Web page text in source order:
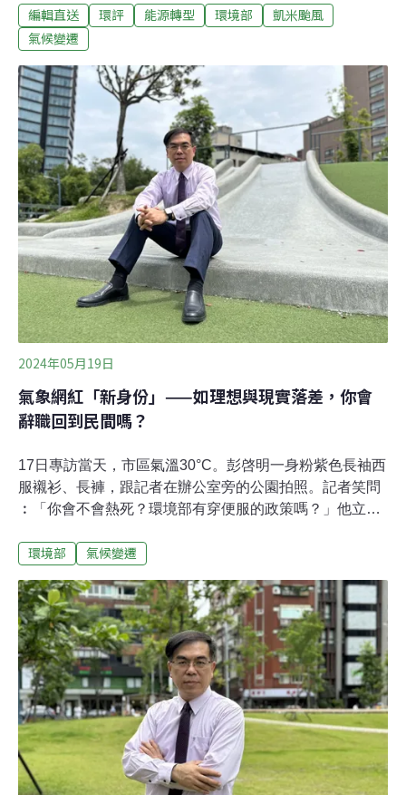
出入規劃。（中央社報導）64名外籍漁工被剝削監院糾正
新北市府：虛心檢討監察院5日公告調查報告，發現外籍
籍漁工自願解約，被迫放無薪假，不但護照「被保管」，
且數十人擠在沒有廁所、熱水、空調的惡劣居住環境，去
年導致至少64位外籍漁工受害，監院糾正勞動部和新北市
政府。市府表示，虛心檢討，將精進各項漁工訪視與仲介
管理作為，避免再有類似事件發生。（自由時報報導）
編輯直送 環評 能源轉型 環境部
凱米颱風
氣候變遷
2024年05月19日
氣象網紅「新身份」——如理想與現實落差，你會
辭職回到民間嗎？
17日專訪當天，市區氣溫30°C。彭啓明一身粉紫色長袖西
服襯衫、長褲，跟記者在辦公室旁的公園拍照。記者笑問
︰「你會不會熱死？環境部有穿便服的政策嗎？」他立刻
嗎？」現年53歲的彭啓明是新任環境部部長。在此之前，
一家民間氣象公司，也積極參與環團、民間事務；在520
上任前，他逐個辭掉職位，並提早一個月到環境部聽取業
務報告、交接。從前，他用學者身份去立院公聽會發表意
見，現在變成被質詢、被監督的對象。從民間走入體制，
推動環境議題時擁有了公權力，但同時掣肘也不免變多。
如果有一天他達不到預定的目標、環團的期望，他會辭職
回到民間嗎？他在55分鐘的專訪裡，解答了這個問題。環
境部業務好複雜 未上任就有「後悔的感覺」早前公布新內
閣名單，媒體大字標題形容彭啓明是「黑馬」。但按彭啓
明說法，行政院院長卓榮泰於
環境部 氣候變遷